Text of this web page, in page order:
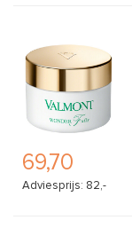
69,70
Adviesprijs: 82,-